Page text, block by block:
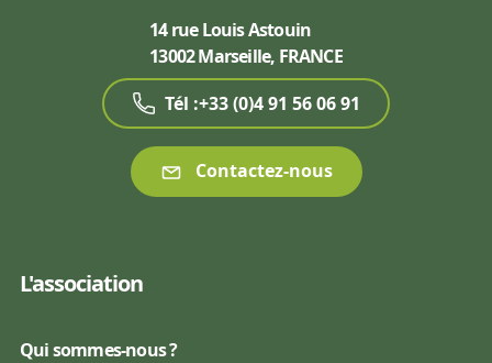
14 rue Louis Astouin
13002 Marseille, FRANCE
Tél :+33 (0)4 91 56 06 91
Contactez-nous
L'association
Qui sommes-nous ?